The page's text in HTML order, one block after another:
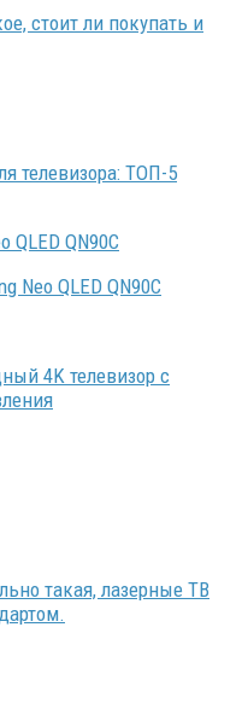
стоит ли покупать и
телевизора: ТОП-5
Neo QLED QN90C
4K телевизор с
такая, лазерные ТВ